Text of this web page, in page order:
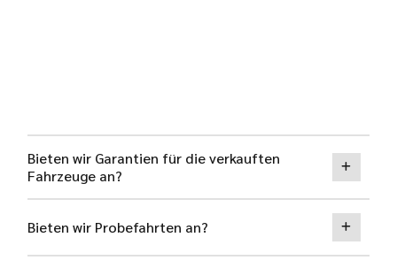
Bieten wir Garantien für die verkauften
Fahrzeuge an?
Bieten wir Probefahrten an?